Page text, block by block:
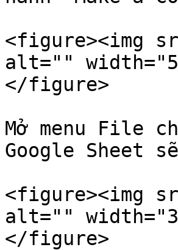
<figure><img
alt=""
</figure>
Mở menu File
Google Sheet
<figure><img
alt=""
</figure>